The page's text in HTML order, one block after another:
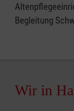
Begleitung
Wir in